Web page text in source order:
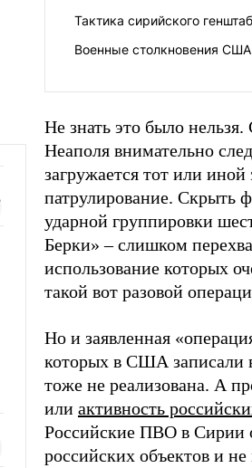
Тактика сирийского
Военные столкновения
Не знать это было
Неаполя внимательно
загружается тот или
патрулирование. Скрыть
ударной группировки
Берки» – слишком
использование которых
такой вот разовой
Но и заявленная
которых в США записали
тоже не реализована. А
или активность
Российские ПВО в Сирии
российских объектов и